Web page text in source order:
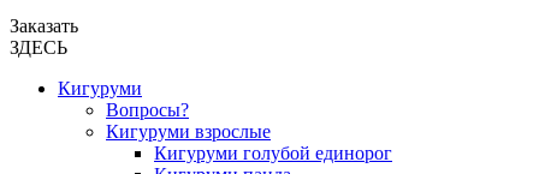
Заказать
ЗДЕСЬ
Кигуруми
Вопросы?
Кигуруми взрослые
Кигуруми голубой единорог